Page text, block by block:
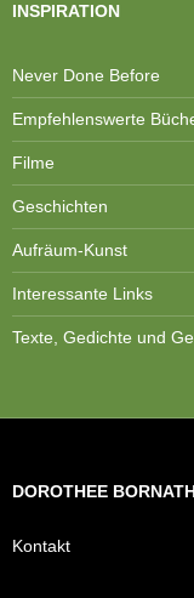
INSPIRATION
Never Done Before
Empfehlenswerte
Filme
Geschichten
Aufräum-Kunst
Interessante Links
Texte, Gedichte und
DOROTHEE
Kontakt